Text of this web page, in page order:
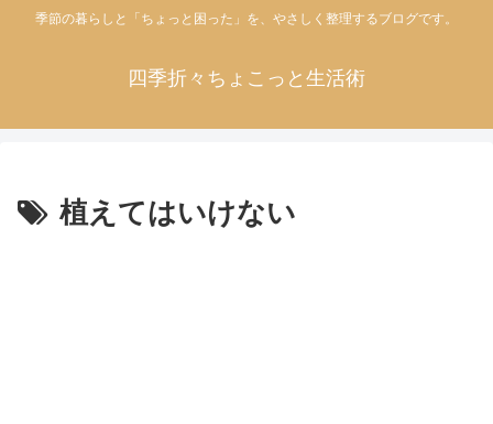
季節の暮らしと「ちょっと困った」を、やさしく整理するブログです。
四季折々ちょこっと生活術
植えてはいけない